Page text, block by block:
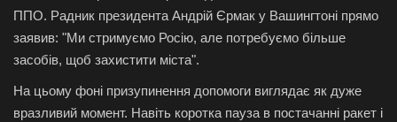
ППО. Радник президента Андрій Єрмак у Вашингтоні прямо
заявив: "Ми стримуємо Росію, але потребуємо більше
засобів, щоб захистити міста".
На цьому фоні призупинення допомоги виглядає як дуже
вразливий момент. Навіть коротка пауза в постачанні ракет і